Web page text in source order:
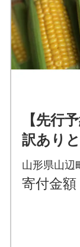
【先行
訳あり
ゴール
kg【朝
山形県山辺
寄付金額